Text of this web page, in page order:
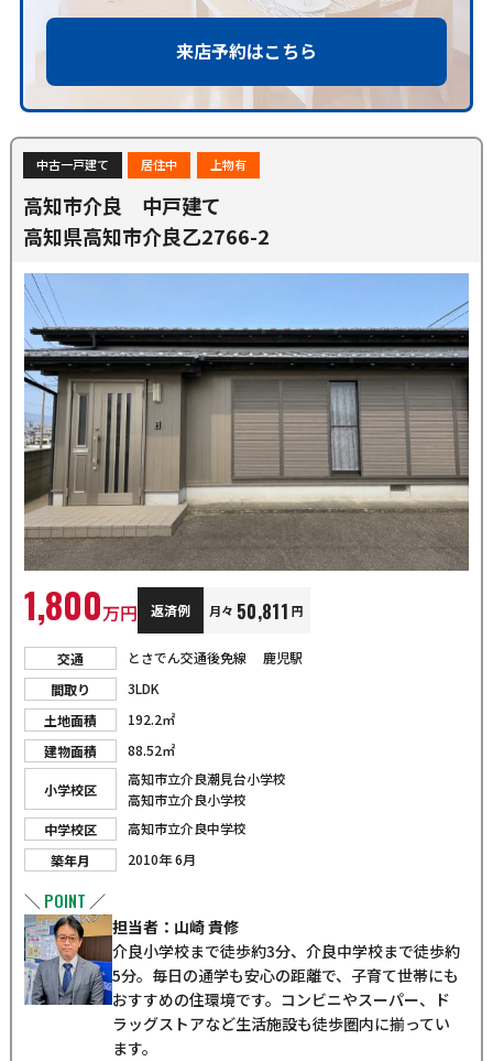
来店予約はこちら
中古一戸建て 居住中 上物有
高知市介良 中戸建て
高知県高知市介良乙2766-2
1,800万円 返済例 月々 50,811 円
交通
とさでん交通後免線 鹿児駅
間取り
3LDK
土地面積
192.2㎡
建物面積
88.52㎡
小学校区
高知市立介良潮見台小学校
高知市立介良小学校
中学校区
高知市立介良中学校
築年月
2010年 6月
＼ POINT ／
担当者：山崎 貴修
介良小学校まで徒歩約3分、介良中学校まで徒歩約
5分。毎日の通学も安心の距離で、子育て世帯にも
おすすめの住環境です。コンビニやスーパー、ド
ラッグストアなど生活施設も徒歩圏内に揃ってい
ます。